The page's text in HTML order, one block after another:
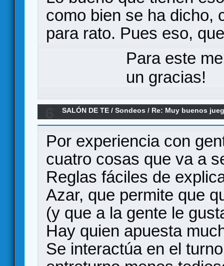
como bien se ha dicho,
para rato. Pues eso,
Para este
un gracias!
SALÓN DE TE /Sondeos / Re: Muy buenos
Por experiencia con
cuatro cosas que va a
Reglas fáciles de
Azar, que permite que
(y que a la gente le
Hay quien apuesta
Se interactúa en el